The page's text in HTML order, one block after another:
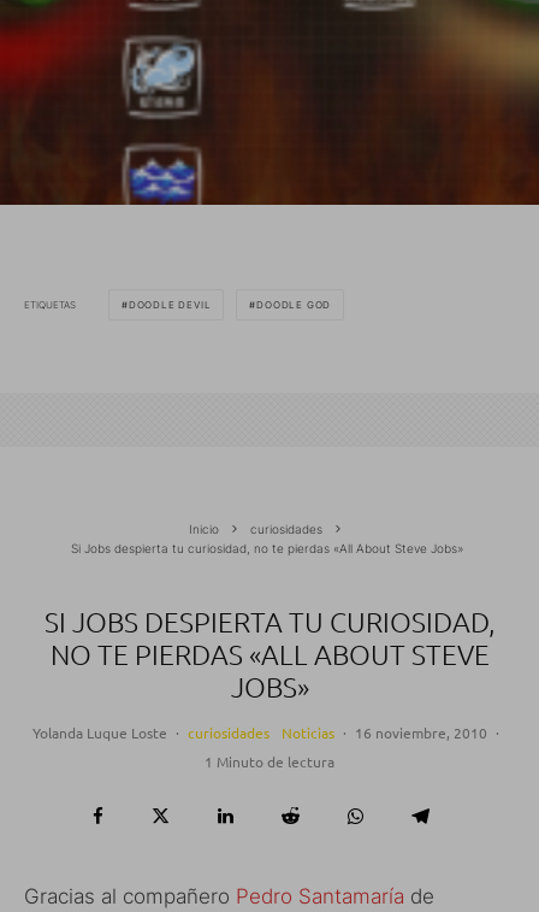
ETIQUETAS DOODLE DEVIL DOODLE GOD
Inicio
curiosidades
Si Jobs despierta tu curiosidad, no te pierdas «All About Steve Jobs»
SI JOBS DESPIERTA TU CURIOSIDAD,
NO TE PIERDAS «ALL ABOUT STEVE
JOBS»
Yolanda Luque Loste · curiosidades Noticias · 16 noviembre, 2010 ·
1 Minuto de lectura
Gracias al compañero Pedro Santamaría de